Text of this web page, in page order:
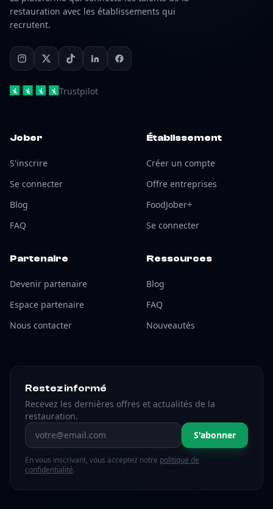
restauration avec les établissements qui
recrutent.
Trustpilot
Jober
S'inscrire
Se connecter
Blog
FAQ
Établissement
Créer un compte
Offre entreprises
FoodJober+
Se connecter
Partenaire
Devenir partenaire
Espace partenaire
Nous contacter
Ressources
Blog
FAQ
Nouveautés
Restez informé
Recevez les dernières offres et actualités de la
restauration.
Adresse email S'abonner
En vous inscrivant, vous acceptez notre politique de
confidentialité.